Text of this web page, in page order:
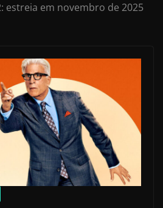
estreia em novembro de 2025